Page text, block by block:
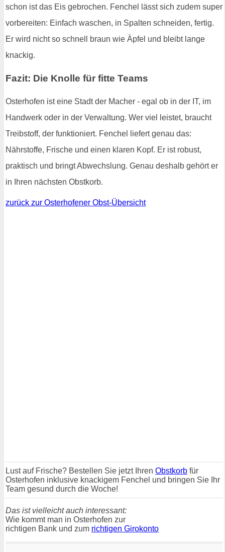
schon ist das Eis gebrochen. Fenchel lässt sich zudem super
vorbereiten: Einfach waschen, in Spalten schneiden, fertig.
Er wird nicht so schnell braun wie Äpfel und bleibt lange
knackig.
Fazit: Die Knolle für fitte Teams
Osterhofen ist eine Stadt der Macher - egal ob in der IT, im
Handwerk oder in der Verwaltung. Wer viel leistet, braucht
Treibstoff, der funktioniert. Fenchel liefert genau das:
Nährstoffe, Frische und einen klaren Kopf. Er ist robust,
praktisch und bringt Abwechslung. Genau deshalb gehört er
in Ihren nächsten Obstkorb.
zurück zur Osterhofener Obst-Übersicht
Lust auf Frische? Bestellen Sie jetzt Ihren Obstkorb für
Osterhofen inklusive knackigem Fenchel und bringen Sie Ihr
Team gesund durch die Woche!
Das ist vielleicht auch interessant:
Wie kommt man in Osterhofen zur
richtigen Bank und zum richtigen Girokonto